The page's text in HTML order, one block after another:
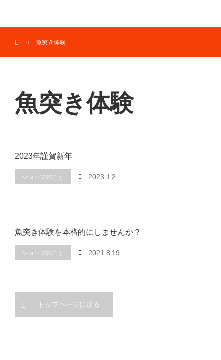
魚突き体験
魚突き体験
2023年謹賀新年
ショップのこと 2023.1.2
魚突き体験を本格的にしませんか？
ショップのこと 2021.8.19
トップページに戻る